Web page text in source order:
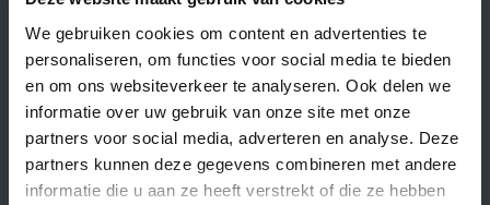
We gebruiken cookies om content en advertenties te
personaliseren, om functies voor social media te bieden
en om ons websiteverkeer te analyseren. Ook delen we
informatie over uw gebruik van onze site met onze
partners voor social media, adverteren en analyse. Deze
partners kunnen deze gegevens combineren met andere
informatie die u aan ze heeft verstrekt of die ze hebben
Contactgegevens
Supply Service B.V.
Nijverheidsstraat 25-K
3861 RJ Nijkerk
info@supplyservice.nl
+31 33 468 13 42
KvK nummer: 66384737